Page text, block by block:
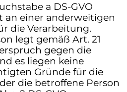
a DS-GVO
an einer anderweitigen
die Verarbeitung.
legt gemäß Art. 21
gegen die
es liegen keine
Gründe für die
die betroffene Person